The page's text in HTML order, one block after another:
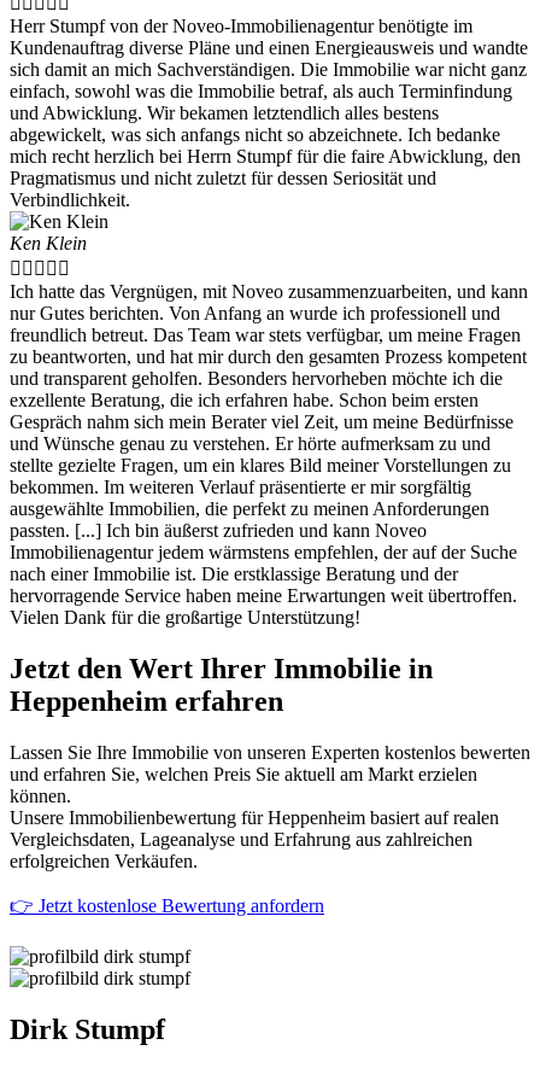
Herr Stumpf von der Noveo-Immobilienagentur benötigte im
Kundenauftrag diverse Pläne und einen Energieausweis und wandte
sich damit an mich Sachverständigen. Die Immobilie war nicht ganz
einfach, sowohl was die Immobilie betraf, als auch Terminfindung
und Abwicklung. Wir bekamen letztendlich alles bestens
abgewickelt, was sich anfangs nicht so abzeichnete. Ich bedanke
mich recht herzlich bei Herrn Stumpf für die faire Abwicklung, den
Pragmatismus und nicht zuletzt für dessen Seriosität und
Verbindlichkeit.
Ken Klein
    
Ich hatte das Vergnügen, mit Noveo zusammenzuarbeiten, und kann
nur Gutes berichten. Von Anfang an wurde ich professionell und
freundlich betreut. Das Team war stets verfügbar, um meine Fragen
zu beantworten, und hat mir durch den gesamten Prozess kompetent
und transparent geholfen. Besonders hervorheben möchte ich die
exzellente Beratung, die ich erfahren habe. Schon beim ersten
Gespräch nahm sich mein Berater viel Zeit, um meine Bedürfnisse
und Wünsche genau zu verstehen. Er hörte aufmerksam zu und
stellte gezielte Fragen, um ein klares Bild meiner Vorstellungen zu
bekommen. Im weiteren Verlauf präsentierte er mir sorgfältig
ausgewählte Immobilien, die perfekt zu meinen Anforderungen
passten. [...] Ich bin äußerst zufrieden und kann Noveo
Immobilienagentur jedem wärmstens empfehlen, der auf der Suche
nach einer Immobilie ist. Die erstklassige Beratung und der
hervorragende Service haben meine Erwartungen weit übertroffen.
Vielen Dank für die großartige Unterstützung!
Jetzt den Wert Ihrer Immobilie in
Heppenheim erfahren
Lassen Sie Ihre Immobilie von unseren Experten kostenlos bewerten
und erfahren Sie, welchen Preis Sie aktuell am Markt erzielen
können.
Unsere Immobilienbewertung für Heppenheim basiert auf realen
Vergleichsdaten, Lageanalyse und Erfahrung aus zahlreichen
erfolgreichen Verkäufen.
👉 Jetzt kostenlose Bewertung anfordern
Dirk Stumpf